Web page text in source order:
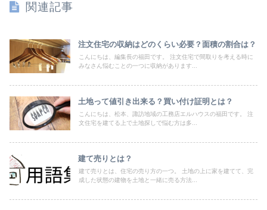
関連記事
注文住宅の収納はどのくらい必要？面積の割合は？
こんにちは、編集長の福田です。 注文住宅で間取りを考える時に
みなさん悩むことの一つに収納があります...
土地って値引き出来る？買い付け証明とは？
こんにちは、松本、諏訪地域の工務店エルハウスの福田です。 注
文住宅を建てる上で土地探しで悩む方は多...
建て売りとは？
建て売りとは、住宅の売り方の一つ。 土地の上に家を建てて、完
成した状態の建物を土地と一緒に売る方法...